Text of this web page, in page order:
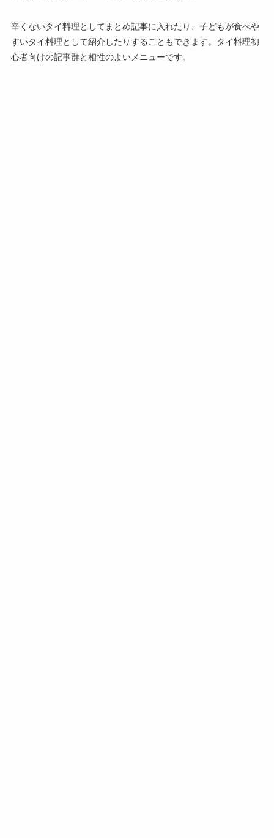
辛くないタイ料理としてまとめ記事に入れたり、子どもが食べや
すいタイ料理として紹介したりすることもできます。タイ料理初
心者向けの記事群と相性のよいメニューです。